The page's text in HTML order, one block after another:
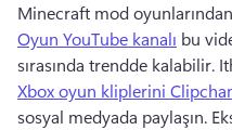
Minecraft mod oyunlarından
Oyun YouTube kanalı bu
sırasında trendde kalabilir.
Xbox oyun kliplerini
sosyal medyada paylaşın.